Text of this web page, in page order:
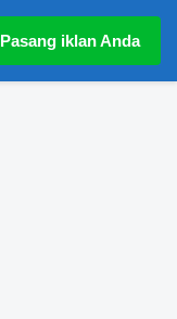
Pasang iklan Anda